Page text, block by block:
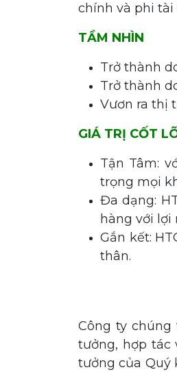
chính và phi
TẦM NHÌN
Trở thành
Trở thành
Vươn ra thị
GIÁ TRỊ CỐT
Tận Tâm:
trọng mọi
Đa dạng:
hàng với lợi
Gắn kết:
thân.
Công ty
tưởng, hợp tác
tưởng của Quý